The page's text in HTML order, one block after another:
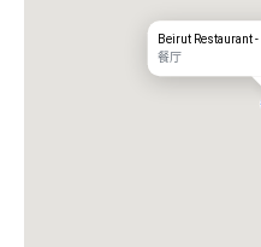
Beirut Restaurant -
餐厅